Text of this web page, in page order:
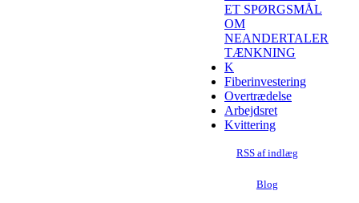
ET SPØRGSMÅL
OM
NEANDERTALER
TÆNKNING
K
Fiberinvestering
Overtrædelse
Arbejdsret
Kvittering
RSS af indlæg
Blog